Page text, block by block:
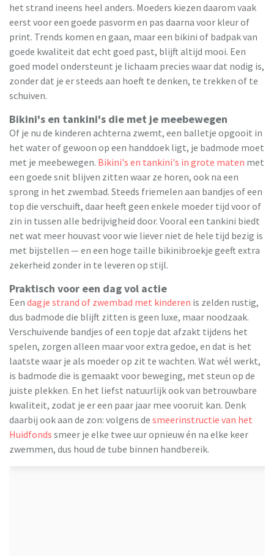
het strand ineens heel anders. Moeders kiezen daarom vaak
eerst voor een goede pasvorm en pas daarna voor kleur of
print. Trends komen en gaan, maar een bikini of badpak van
goede kwaliteit dat echt goed past, blijft altijd mooi. Een
goed model ondersteunt je lichaam precies waar dat nodig is,
zonder dat je er steeds aan hoeft te denken, te trekken of te
schuiven.
Bikini's en tankini's die met je meebewegen
Of je nu de kinderen achterna zwemt, een balletje opgooit in
het water of gewoon op een handdoek ligt, je badmode moet
met je meebewegen. Bikini's en tankini's in grote maten met
een goede snit blijven zitten waar ze horen, ook na een
sprong in het zwembad. Steeds friemelen aan bandjes of een
top die verschuift, daar heeft geen enkele moeder tijd voor of
zin in tussen alle bedrijvigheid door. Vooral een tankini biedt
net wat meer houvast voor wie liever niet de hele tijd bezig is
met bijstellen — en een hoge taille bikinibroekje geeft extra
zekerheid zonder in te leveren op stijl.
Praktisch voor een dag vol actie
Een dagje strand of zwembad met kinderen is zelden rustig,
dus badmode die blijft zitten is geen luxe, maar noodzaak.
Verschuivende bandjes of een topje dat afzakt tijdens het
spelen, zorgen alleen maar voor extra gedoe, en dat is het
laatste waar je als moeder op zit te wachten. Wat wél werkt,
is badmode die is gemaakt voor beweging, met steun op de
juiste plekken. En het liefst natuurlijk ook van betrouwbare
kwaliteit, zodat je er een paar jaar mee vooruit kan. Denk
daarbij ook aan de zon: volgens de smeerinstructie van het
Huidfonds smeer je elke twee uur opnieuw én na elke keer
zwemmen, dus houd de tube binnen handbereik.